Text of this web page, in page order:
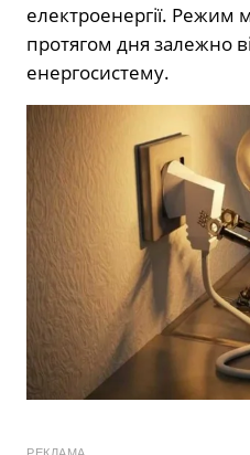
електроенергії. Режим
протягом дня залежно
енергосистему.
РЕКЛАМА